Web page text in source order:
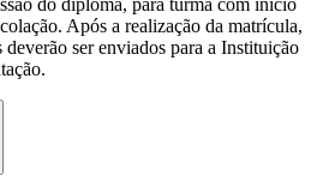
do diploma, para turma com início
Após a realização da matrícula,
ser enviados para a Instituição